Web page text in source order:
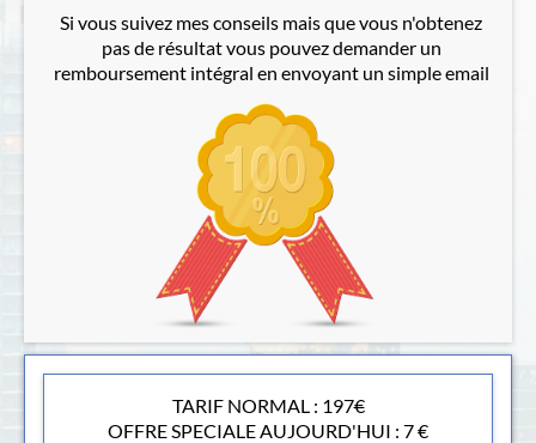
Si vous suivez mes conseils mais que vous n'obtenez
pas de résultat vous pouvez demander un
remboursement intégral en envoyant un simple email
TARIF NORMAL : 197€
OFFRE SPECIALE AUJOURD'HUI : 7 €